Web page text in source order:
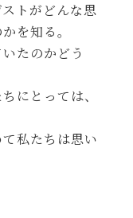
トがどんな思
を知る。
たのかどう
にとっては、
私たちは思い